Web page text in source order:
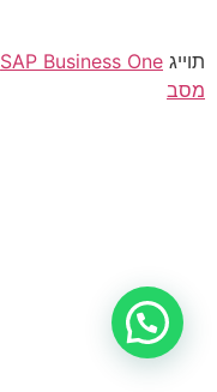
תוייג SAP Business One
מסב